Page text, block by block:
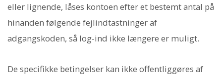
eller lignende, låses kontoen efter et bestemt antal på
hinanden følgende fejlindtastninger af
adgangskoden, så log-ind ikke længere er muligt.
De specifikke betingelser kan ikke offentliggøres af